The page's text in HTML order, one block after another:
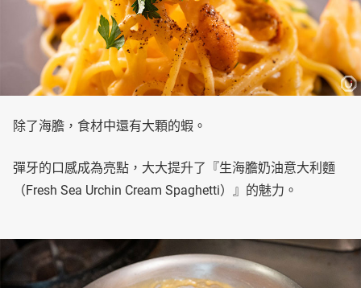
除了海膽，食材中還有大顆的蝦。
彈牙的口感成為亮點，大大提升了『生海膽奶油意大利麵
（Fresh Sea Urchin Cream Spaghetti）』的魅力。